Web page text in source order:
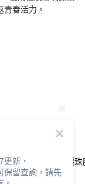
春活力。
未來美8分鐘麗珠
膜3片-修護
新，
保留查詢，請先